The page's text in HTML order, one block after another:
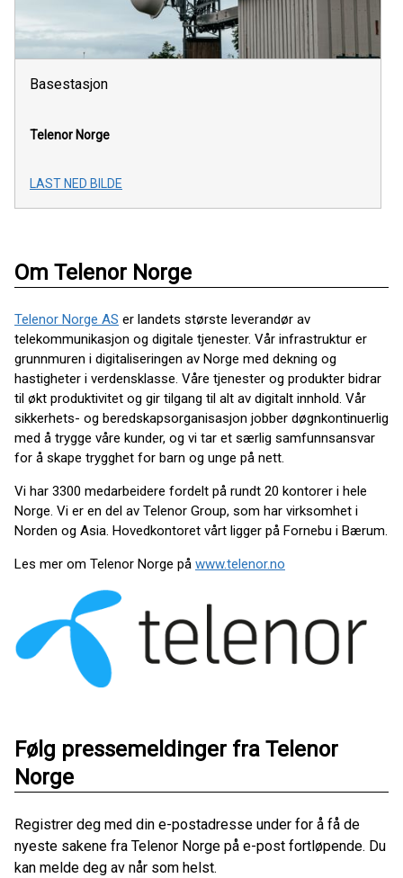
Basestasjon
Telenor Norge
LAST NED BILDE
Om Telenor Norge
Telenor Norge AS er landets største leverandør av
telekommunikasjon og digitale tjenester. Vår infrastruktur er
grunnmuren i digitaliseringen av Norge med dekning og
hastigheter i verdensklasse. Våre tjenester og produkter bidrar
til økt produktivitet og gir tilgang til alt av digitalt innhold. Vår
sikkerhets- og beredskapsorganisasjon jobber døgnkontinuerlig
med å trygge våre kunder, og vi tar et særlig samfunnsansvar
for å skape trygghet for barn og unge på nett.
Vi har 3300 medarbeidere fordelt på rundt 20 kontorer i hele
Norge. Vi er en del av Telenor Group, som har virksomhet i
Norden og Asia. Hovedkontoret vårt ligger på Fornebu i Bærum.
Les mer om Telenor Norge på www.telenor.no
Følg pressemeldinger fra Telenor
Norge
Registrer deg med din e-postadresse under for å få de
nyeste sakene fra Telenor Norge på e-post fortløpende. Du
kan melde deg av når som helst.